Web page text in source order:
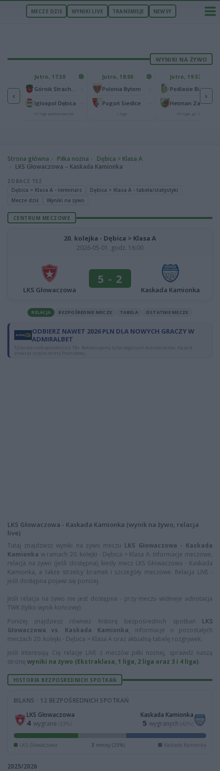
MECZE DZIŚ WYNIKI LIVE TRANSMISJE NEWSY
WYNIKI NA ŻYWO
‹
65
25
Jutro, 17:30
Igloopol Dębica
IV liga podkarpacka
Jutro, 18:00
Polonia Bytom
Pogoń Siedlce
I liga
Jutro, 19:57
Podlasie Biała Podlaska
Hetman Zamość
III liga, gr. IV
›
Strona główna Piłka nożna
Dębica > Klasa A
LKS Głowaczowa – Kaskada Kamionka
ZOBACZ TEŻ
Dębica > Klasa A - terminarz
Dębica > Klasa A - tabela/statystyki
Mecze dziś
Wyniki na żywo
CENTRUM MECZOWE
20. kolejka - Dębica > Klasa A
2026-05-01, godz. 16:00
LKS Głowaczowa
5 - 2
Kaskada Kamionka
RELACJA BEZPOŚREDNIE MECZE TABELA OSTATNIE MECZE
ODBIERZ NAWET 2026 PLN DLA NOWYCH GRACZY W
ADMIRALBET
Tylko dla osób pełnoletnich 18+. Reklamujemy tylko legalnych bukmacherów. Hazard
stwarza ryzyko straty finansowej.
LKS Głowaczowa - Kaskada Kamionka (wynik na żywo, relacja
live)
Tutaj znajdziesz wyniki na żywo meczu LKS Głowaczowa - Kaskada
Kamionka w ramach 20. kolejki - Dębica > Klasa A. Informacje meczowe,
relacja na żywo (jeśli dostępna), kiedy mecz LKS Głowaczowa - Kaskada
Kamionka, a także strzelcy bramek i szczegóły meczowe. Relacja LIVE -
jeśli dostępna pojawi się poniżej.
Jeśli relacja na żywo nie jest dostępna - przy meczu widnieje adnotacja
TWK (tylko wynik końcowy)
Poniżej znajdziesz również historę bezpośrednich spotkań LKS
Głowaczowa vs. Kaskada Kamionka, informacje o pozostałych
meczach 20. kolejki - Dębica > Klasa A oraz aktualną tabelę rozgrywek.
Jeśli interesują Cię relacje LIVE z meczów piłki nożnej, sprawdź naszą
stronę wyniki na żywo (Ekstraklasa, 1 liga, 2 liga oraz 3 i 4 liga).
HISTORIA BEZPOŚREDNICH SPOTKAŃ
BILANS · 12 BEZPOŚREDNICH SPOTKAŃ
LKS Głowaczowa
4 wygrane (33%)
Kaskada Kamionka
5 wygranych (42%)
LKS Głowaczowa 3 remisy (25%) Kaskada Kamionka
2025/2026